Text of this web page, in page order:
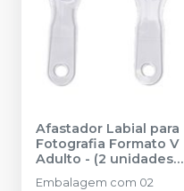
Afastador Labial para
Fotografia Formato V
Adulto - (2 unidades)
INDUSBELLO
Embalagem com 02